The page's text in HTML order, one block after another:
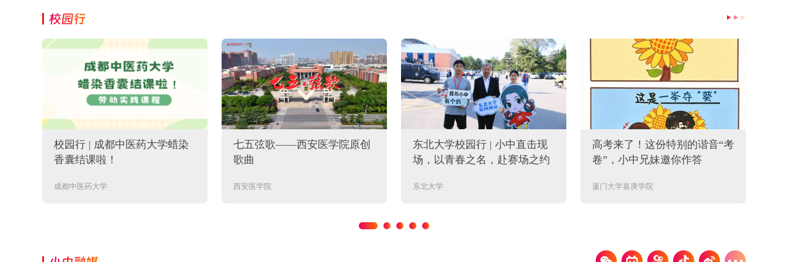
校园行
校园行 | 成都中医药大学蜡染
香囊结课啦！
成都中医药大学
七五弦歌——西安医学院原创
歌曲
西安医学院
东北大学校园行 | 小中直击现
场，以青春之名，赴赛场之约
东北大学
高考来了！这份特别的谐音“考
卷”，小中兄妹邀你作答
厦门大学嘉庚学院